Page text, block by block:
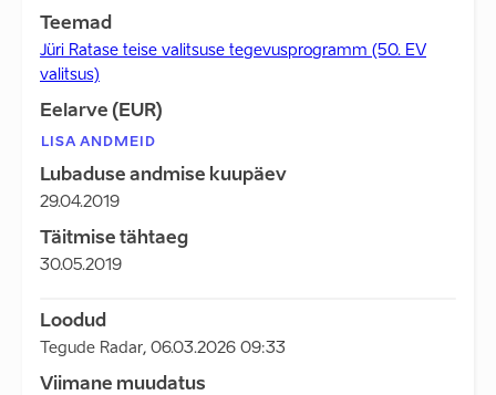
Teemad
Jüri Ratase teise valitsuse tegevusprogramm (50. EV
valitsus)
Eelarve (EUR)
LISA ANDMEID
Lubaduse andmise kuupäev
29.04.2019
Täitmise tähtaeg
30.05.2019
Loodud
Tegude Radar, 06.03.2026 09:33
Viimane muudatus